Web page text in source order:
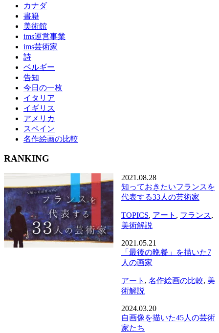
カナダ
書籍
美術館
ims運営事業
ims芸術家
詩
ベルギー
告知
今日の一枚
イタリア
イギリス
アメリカ
スペイン
名作絵画の比較
RANKING
2021.08.28
知っておきたいフランスを
代表する33人の芸術家
TOPICS, アート , フランス,
美術解説
2021.05.21
「最後の晩餐」を描いた7
人の画家
アート , 名作絵画の比較, 美
術解説
2024.03.20
自画像を描いた45人の芸術
家たち